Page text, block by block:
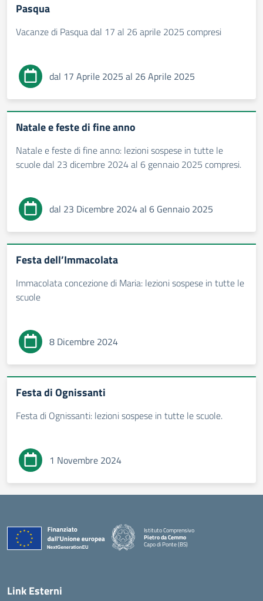
Pasqua
Vacanze di Pasqua dal 17 al 26 aprile 2025 compresi
dal 17 Aprile 2025 al 26 Aprile 2025
Natale e feste di fine anno
Natale e feste di fine anno: lezioni sospese in tutte le
scuole dal 23 dicembre 2024 al 6 gennaio 2025 compresi.
dal 23 Dicembre 2024 al 6 Gennaio 2025
Festa dell’Immacolata
Immacolata concezione di Maria: lezioni sospese in tutte le
scuole
8 Dicembre 2024
Festa di Ognissanti
Festa di Ognissanti: lezioni sospese in tutte le scuole.
1 Novembre 2024
Istituto Comprensivo
Pietro da Cemmo
Capo di Ponte (BS)
— Visita la pagina iniziale della scuola
Link Esterni